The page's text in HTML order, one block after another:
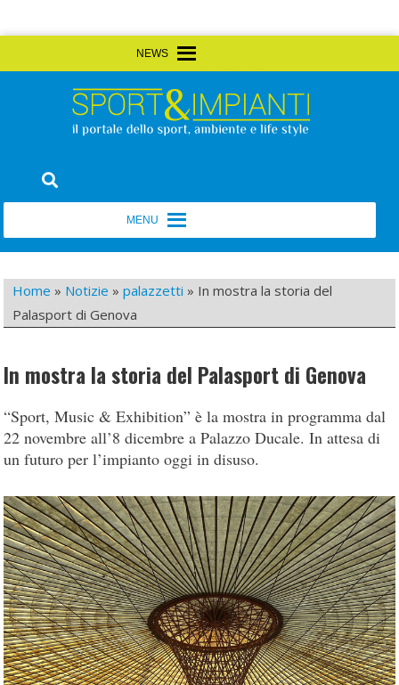
to
Sport&Impianti
Home » Notizie »palazzetti » In mostra la storia del
Palasport di Genova
In mostra la storia del Palasport di Genova
“Sport, Music & Exhibition” è la mostra in programma dal
22 novembre all’8 dicembre a Palazzo Ducale. In attesa di
un futuro per l’impianto oggi in disuso.